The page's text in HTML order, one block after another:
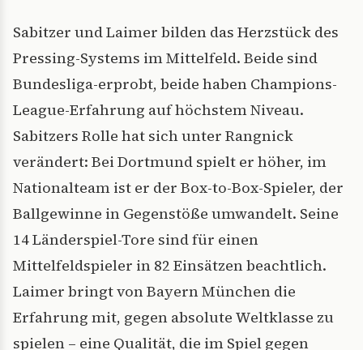
Sabitzer und Laimer bilden das Herzstück des
Pressing-Systems im Mittelfeld. Beide sind
Bundesliga-erprobt, beide haben Champions-
League-Erfahrung auf höchstem Niveau.
Sabitzers Rolle hat sich unter Rangnick
verändert: Bei Dortmund spielt er höher, im
Nationalteam ist er der Box-to-Box-Spieler, der
Ballgewinne in Gegenstöße umwandelt. Seine
14 Länderspiel-Tore sind für einen
Mittelfeldspieler in 82 Einsätzen beachtlich.
Laimer bringt von Bayern München die
Erfahrung mit, gegen absolute Weltklasse zu
spielen – eine Qualität, die im Spiel gegen